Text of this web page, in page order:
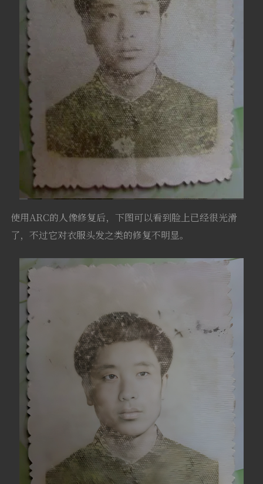
使用ARC的人像修复后，下图可以看到脸上已经很光滑
了，不过它对衣服头发之类的修复不明显。